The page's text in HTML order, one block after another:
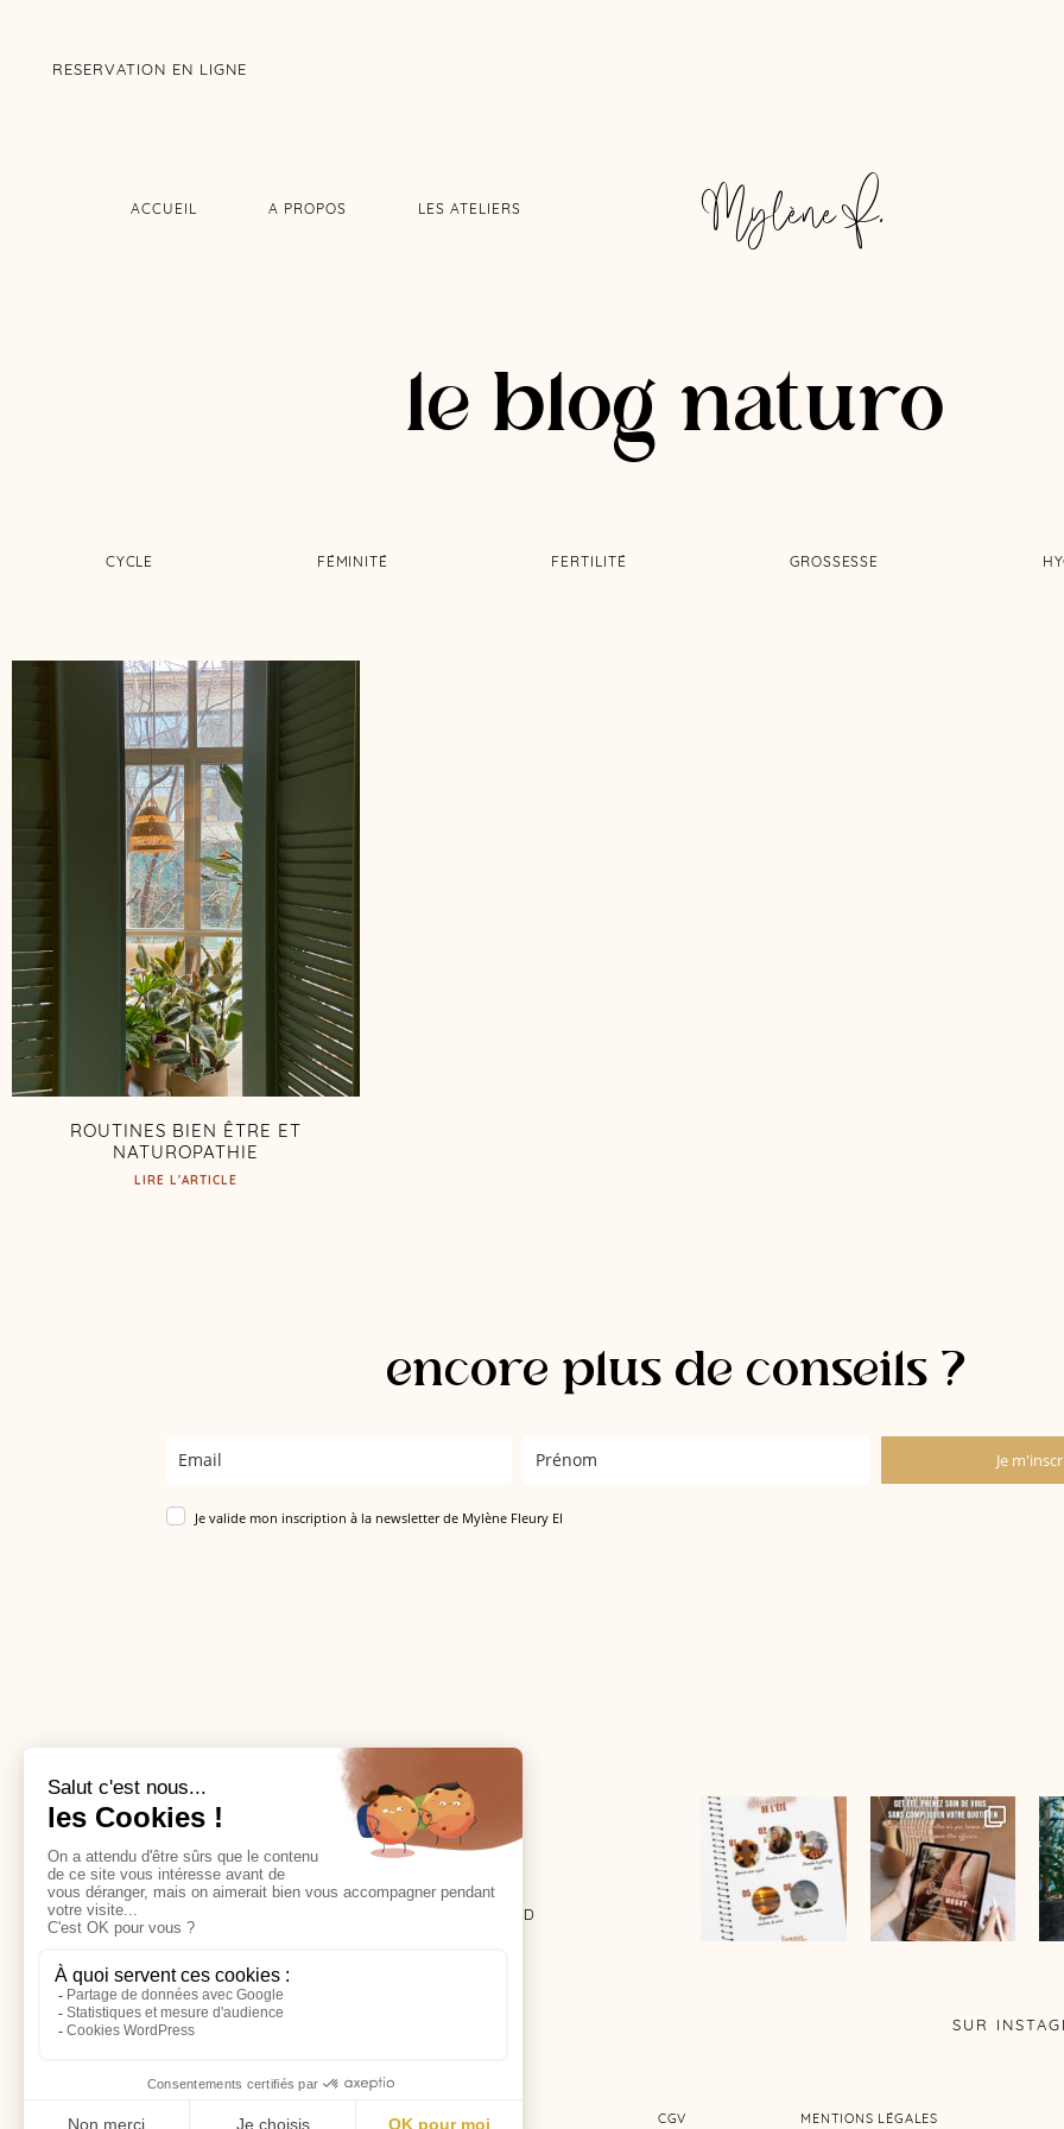
RESERVATION EN LIGNE
ACCUEIL A PROPOS LES ATELIERS Mylène F.
le blog naturo
CYCLE FÉMINITÉ FERTILITÉ GROSSESSE
ROUTINES BIEN ÊTRE ET
NATUROPATHIE
LIRE L'ARTICLE
encore plus de conseils ?
Je
Je valide mon inscription à la newsletter de Mylène Fleury EI
Mylène F.
CABINET DE NATUROPATHIE - TOULOUSE NORD
CONTACT@MYLENEFLEURYNATURO.COM
SUR
CGV MENTIONS LÉGALES